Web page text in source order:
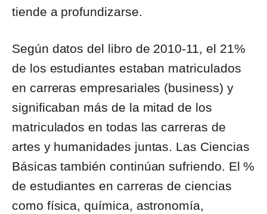
tiende a profundizarse.
Según datos del libro de 2010-11, el 21%
de los estudiantes estaban matriculados
en carreras empresariales (business) y
significaban más de la mitad de los
matriculados en todas las carreras de
artes y humanidades juntas. Las Ciencias
Básicas también continúan sufriendo. El %
de estudiantes en carreras de ciencias
como física, química, astronomía,